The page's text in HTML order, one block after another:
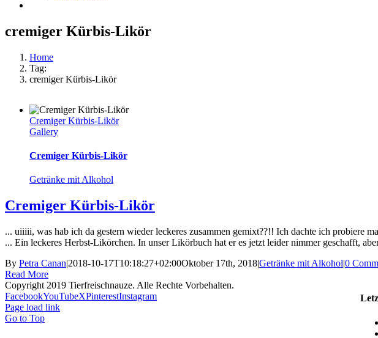
cremiger Kürbis-Likör
Home
Tag:
cremiger Kürbis-Likör
Cremiger Kürbis-Likör
Gallery
Cremiger Kürbis-Likör
Getränke mit Alkohol
Cremiger Kürbis-Likör
... uiiiii, was hab ich da gestern wieder leckeres zusammen gemixt??!! Ich dachte ich probiere
... Ein leckeres Herbst-Likörchen. In unser Likörbuch hat er es jetzt leider nimmer geschafft,
By Petra Canan|2018-10-17T10:18:27+02:00Oktober 17th, 2018|Getränke mit Alkohol|0
Read More
Copyright 2019 Tierfreischnauze. Alle Rechte Vorbehalten.
FacebookYouTubeXPinterestInstagram
Page load link
Go to Top